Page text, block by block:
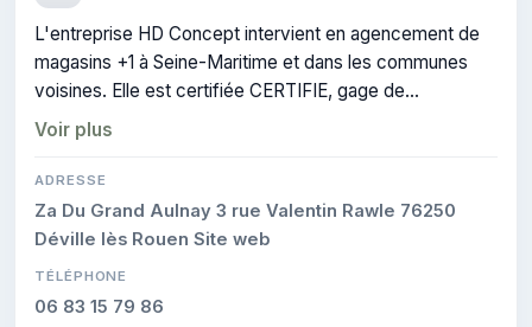
L'entreprise HD Concept intervient en agencement de
magasins +1 à Seine-Maritime et dans les communes
voisines. Elle est certifiée CERTIFIE, gage de
conformité sur les interventions réalisées.
Voir plus
ADRESSE
Za Du Grand Aulnay 3 rue Valentin Rawle 76250
Déville lès Rouen Site web
TÉLÉPHONE
06 83 15 79 86